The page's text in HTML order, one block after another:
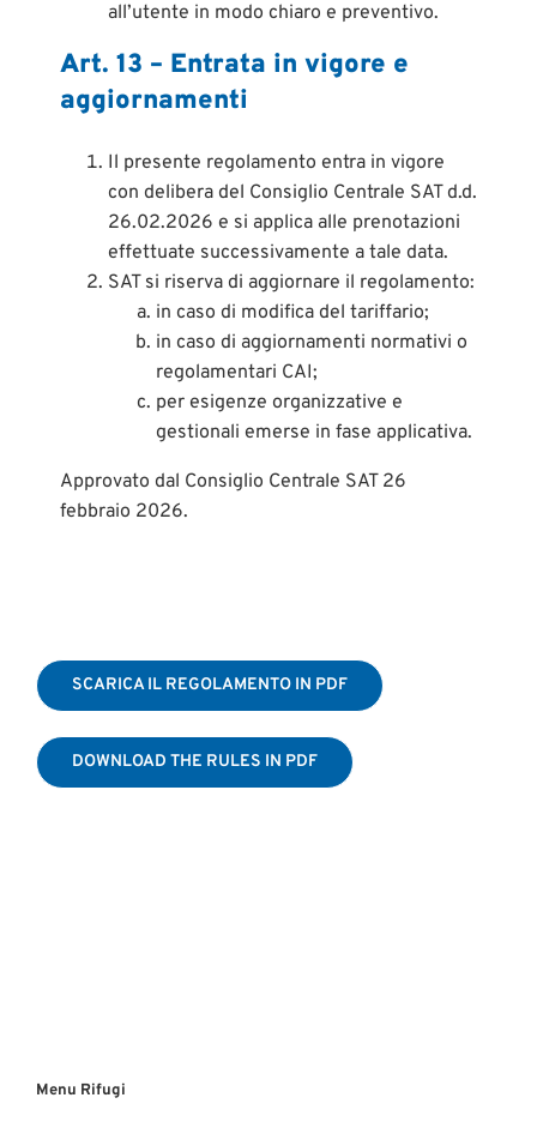
all’utente in modo chiaro e preventivo.
Art. 13 – Entrata in vigore e
aggiornamenti
Il presente regolamento entra in vigore
con delibera del Consiglio Centrale SAT d.d.
26.02.2026 e si applica alle prenotazioni
effettuate successivamente a tale data.
SAT si riserva di aggiornare il regolamento:
in caso di modifica del tariffario;
in caso di aggiornamenti normativi o
regolamentari CAI;
per esigenze organizzative e
gestionali emerse in fase applicativa.
Approvato dal Consiglio Centrale SAT 26
febbraio 2026.
SCARICA IL REGOLAMENTO IN PDF
DOWNLOAD THE RULES IN PDF
Menu Rifugi